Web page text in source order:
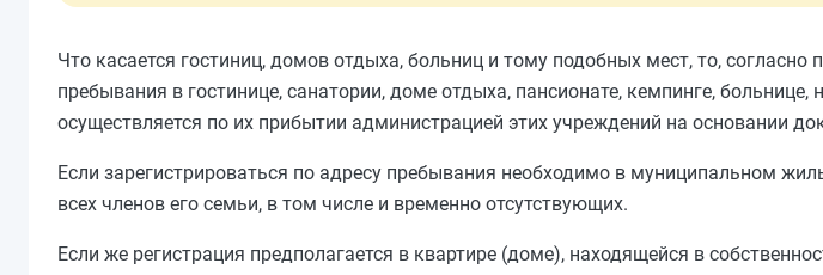
Что касается гостиниц, домов отдыха, больниц и тому подобных мест, то, согласно
пребывания в гостинице, санатории, доме отдыха, пансионате, кемпинге,
осуществляется по их прибытии администрацией этих учреждений на основании
Если зарегистрироваться по адресу пребывания необходимо в муниципальном
всех членов его семьи, в том числе и временно отсутствующих.
Если же регистрация предполагается в квартире (доме), находящейся в